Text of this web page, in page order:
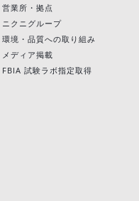
営業所・拠点
ニクニグループ
環境・品質への取り組み
メディア掲載
FBIA 試験ラボ指定取得